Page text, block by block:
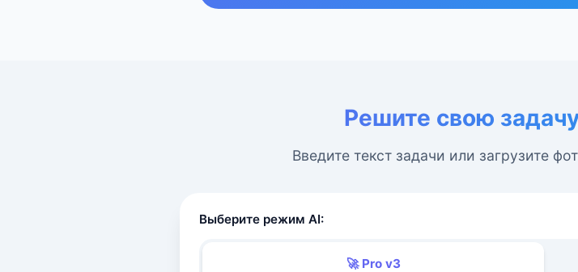
Решите свою
Введите текст задачи или загрузите
Выберите режим AI:
🚀 Pro v3